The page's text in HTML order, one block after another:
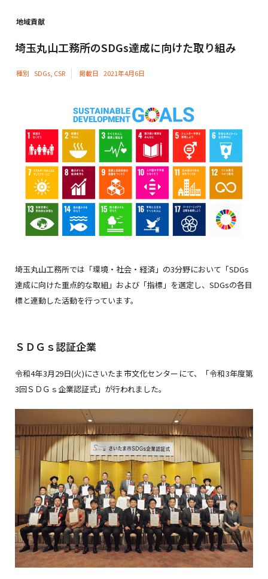
地域貢献
埼玉丸山工務所のSDGs達成に向けた取り組み
種別 SDGs CSR 掲載日 2021年4月6日
埼玉丸山工務所では「環境・社会・経済」の3分野において「SDGs
達成に向けた重点的な取組」および「指標」を選定し、SDGsの各目
標と連動した活動を行っています。
ＳＤＧｓ認証企業
令和4年3月29日(火)にさいたま市文化センターにて、「令和3年度第
3回ＳＤＧｓ企業認証式」が行われました。